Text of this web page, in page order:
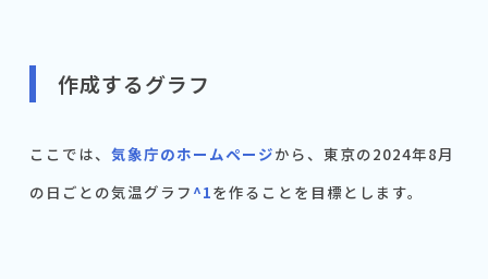
作成するグラフ
ここでは、 気象庁のホームページから、東京の2024年8月
の日ごとの気温グラフ ^1を作ることを目標とします。